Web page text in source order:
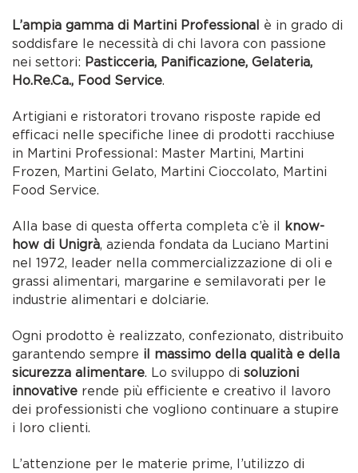
L’ampia gamma di Martini Professional è in grado di
soddisfare le necessità di chi lavora con passione
nei settori: Pasticceria, Panificazione, Gelateria,
Ho.Re.Ca., Food Service.
Artigiani e ristoratori trovano risposte rapide ed
efficaci nelle specifiche linee di prodotti racchiuse
in Martini Professional: Master Martini, Martini
Frozen, Martini Gelato, Martini Cioccolato, Martini
Food Service.
Alla base di questa offerta completa c’è il know-
how di Unigrà, azienda fondata da Luciano Martini
nel 1972, leader nella commercializzazione di oli e
grassi alimentari, margarine e semilavorati per le
industrie alimentari e dolciarie.
Ogni prodotto è realizzato, confezionato, distribuito
garantendo sempre il massimo della qualità e della
sicurezza alimentare. Lo sviluppo disoluzioni
innovative rende più efficiente e creativo il lavoro
dei professionisti che vogliono continuare a stupire
i loro clienti.
L’attenzione per le materie prime, l’utilizzo di